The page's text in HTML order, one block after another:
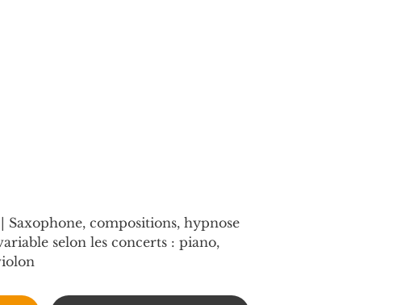
| Saxophone, compositions, hypnose
selon les concerts : piano,